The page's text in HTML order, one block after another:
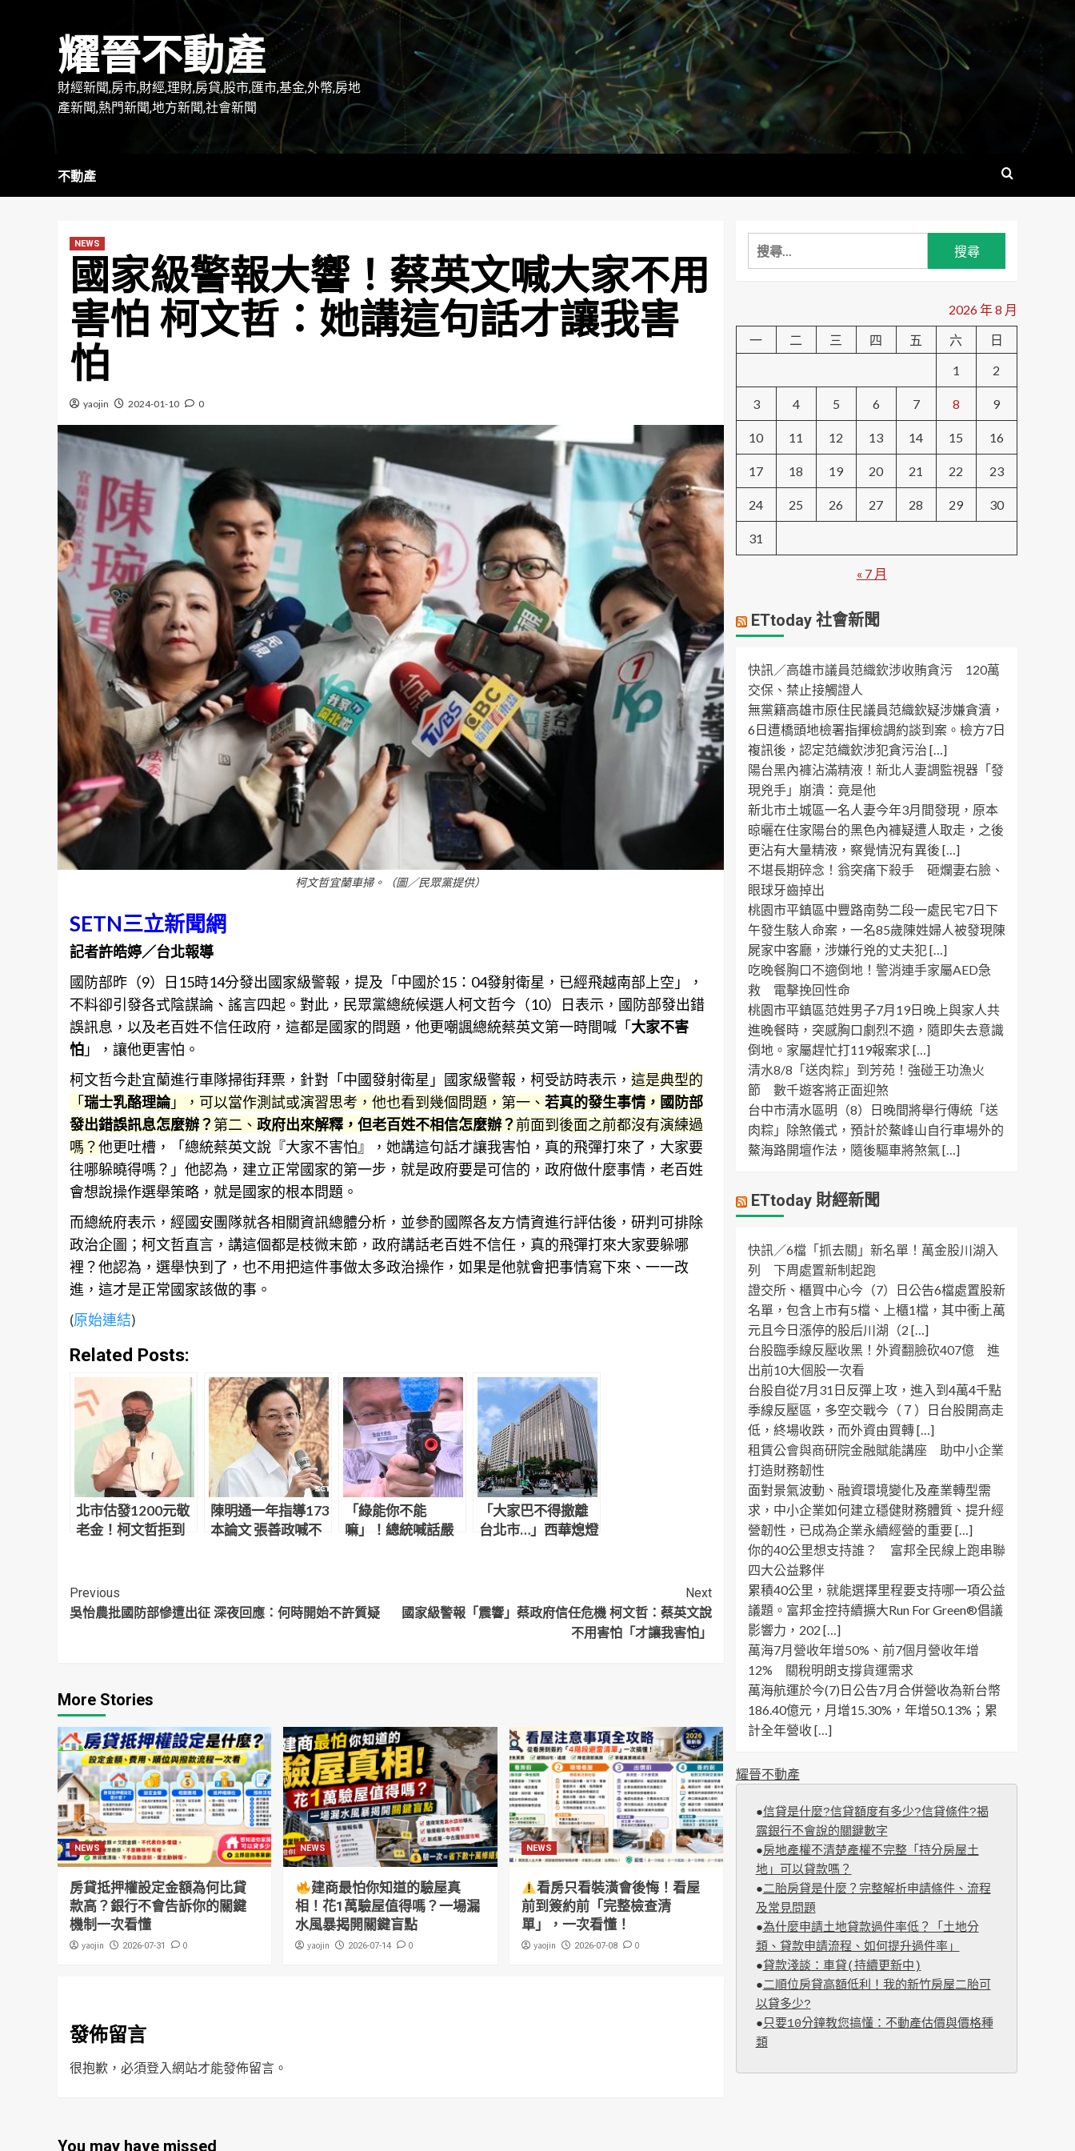
耀晉不動產
財經新聞,房市,財經,理財,房貸,股市,匯市,基金,外幣,房地
產新聞,熱門新聞,地方新聞,社會新聞
不動產
NEWS
國家級警報大響！蔡英文喊大家不用
害怕 柯文哲：她講這句話才讓我害
怕
yaojin 2024-01-10 0
柯文哲宜蘭車掃。（圖／民眾黨提供）
SETN三立新聞網
記者許皓婷／台北報導
國防部昨（9）日15時14分發出國家級警報，提及「中國於15：04發射衛星，已經飛越南部上空」，
不料卻引發各式陰謀論、謠言四起。對此，民眾黨總統候選人柯文哲今（10）日表示，國防部發出錯
誤訊息 ，以及老百姓不信任政府，這都是國家的問題，他更嘲諷總統蔡英文第一時間喊「大家不害
怕 」，讓他更害怕。
柯文哲今赴宜蘭進行車隊掃街拜票，針對「中國發射衛星」國家級警報，柯受訪時表示， 這是典型的
「瑞士乳酪理論」，可以當作測試或演習思考，他也看到幾個問題，第一、 若真的發生事情，國防部
發出錯誤訊息怎麼辦？ 第二、 政府出來解釋，但老百姓不相信怎麼辦？ 前面到後面之前都沒有演練過
嗎？他更吐槽，「總統蔡英文說『大家不害怕』，她講這句話才讓我害怕，真的飛彈打來了，大家要
往哪躲曉得嗎？」他認為，建立正常國家的第一步，就是政府要是可信的，政府做什麼事情，老百姓
會想說操作選舉策略，就是國家的根本問題。
而總統府表示，經國安團隊就各相關資訊總體分析，並參酌國際各友方情資進行評估後，研判可排除
政治企圖；柯文哲直言，講這個都是枝微末節，政府講話老百姓不信任，真的飛彈打來大家要躲哪
裡？他認為，選舉快到了，也不用把這件事做太多政治操作，如果是他就會把事情寫下來、一一改
進，這才是正常國家該做的事。
(原始連結)
Related Posts:
北市估發1200元敬
老金！柯文哲拒到
陳明通一年指導173
本論文 張善政喊不
「綠能你不能
嘛」！總統喊話嚴
「大家巴不得撤離
台北市…」西華熄燈
本沒未來
Continue
Reading
Previous
吳怡農批國防部慘遭出征 深夜回應：何時開始不許質疑
Next
國家級警報「震響」蔡政府信任危機 柯文哲：蔡英文說
不用害怕「才讓我害怕」
More Stories
NEWS
房貸抵押權設定金額為何比貸
款高？銀行不會告訴你的關鍵
機制一次看懂
yaojin 2026-07-31 0
NEWS
建商最怕你知道的驗屋真
相！花1萬驗屋值得嗎？一場漏
水風暴揭開關鍵盲點
yaojin 2026-07-14 0
NEWS
看房只看裝潢會後悔！看屋
前到簽約前「完整檢查清
單」，一次看懂！
yaojin 2026-07-08 0
發佈留言
很抱歉，必須登入網站才能發佈留言。
搜
尋
字:
2026 年 8 月
一
二 三 四 五 六
日
1
2
3 4 5 6 7 8 9
10 11 12 13 14 15 16
17 18 19 20 21 22 23
24 25 26 27 28 29 30
31
« 7 月
ETtoday 社會新聞
快訊／高雄市議員范織欽涉收賄貪污 120萬
交保、禁止接觸證人
無黨籍高雄市原住民議員范織欽疑涉嫌貪瀆，
6日遭橋頭地檢署指揮檢調約談到案。檢方7日
複訊後，認定范織欽涉犯貪污治 […]
陽台黑內褲沾滿精液！新北人妻調監視器「發
現兇手」崩潰：竟是他
新北市土城區一名人妻今年3月間發現，原本
晾曬在住家陽台的黑色內褲疑遭人取走，之後
更沾有大量精液，察覺情況有異後 […]
不堪長期碎念！翁突痛下殺手 砸爛妻右臉、
眼球牙齒掉出
桃園市平鎮區中豐路南勢二段一處民宅7日下
午發生駭人命案，一名85歲陳姓婦人被發現陳
屍家中客廳，涉嫌行兇的丈夫犯 […]
吃晚餐胸口不適倒地！警消連手家屬AED急
救 電擊挽回性命
桃園市平鎮區范姓男子7月19日晚上與家人共
進晚餐時，突感胸口劇烈不適，隨即失去意識
倒地。家屬趕忙打119報案求 […]
清水8/8「送肉粽」到芳苑！強碰王功漁火
節 數千遊客將正面迎煞
台中市清水區明（8）日晚間將舉行傳統「送
肉粽」除煞儀式，預計於鰲峰山自行車場外的
鰲海路開壇作法，隨後驅車將煞氣 […]
ETtoday 財經新聞
快訊／6檔「抓去關」新名單！萬金股川湖入
列 下周處置新制起跑
證交所、櫃買中心今（7）日公告6檔處置股新
名單，包含上市有5檔、上櫃1檔，其中衝上萬
元且今日漲停的股后川湖（2 […]
台股臨季線反壓收黑！外資翻臉砍407億 進
出前10大個股一次看
台股自從7月31日反彈上攻，進入到4萬4千點
季線反壓區，多空交戰今（７）日台股開高走
低，終場收跌，而外資由買轉 […]
租賃公會與商研院金融賦能講座 助中小企業
打造財務韌性
面對景氣波動、融資環境變化及產業轉型需
求，中小企業如何建立穩健財務體質、提升經
營韌性，已成為企業永續經營的重要 […]
你的40公里想支持誰？ 富邦全民線上跑串聯
四大公益夥伴
累積40公里，就能選擇里程要支持哪一項公益
議題。富邦金控持續擴大Run For Green®倡議
影響力，202 […]
萬海7月營收年增50%、前7個月營收年增
12% 關稅明朗支撐貨運需求
萬海航運於今(7)日公告7月合併營收為新台幣
186.40億元，月增15.30%，年增50.13%；累
計全年營收 […]
耀晉不動產
●信貸是什麼?信貸額度有多少?信貸條件?揭
露銀行不會說的關鍵數字
●房地產權不清楚產權不完整「持分房屋土
地」可以貸款嗎？
●二胎房貸是什麼？完整解析申請條件、流程
及常見問題
●為什麼申請土地貸款過件率低？「土地分
類、貸款申請流程、如何提升過件率」
●貸款淺談：車貸(持續更新中)
●二順位房貸高額低利！我的新竹房屋二胎可
以貸多少?
●只要10分鐘教您搞懂：不動產估價與價格種
類
You may have missed